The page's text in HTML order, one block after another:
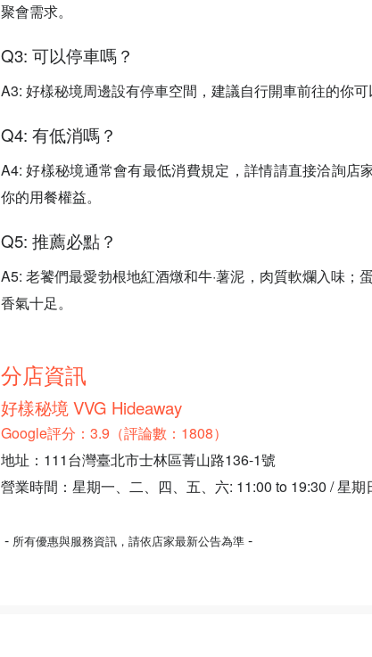
聚會需求。
Q3: 可以停車嗎？
A3: 好樣秘境周邊設有停車空間，建議自行開車前往的你可
Q4: 有低消嗎？
A4: 好樣秘境通常會有最低消費規定，詳情請直接洽詢店
你的用餐權益。
Q5: 推薦必點？
A5: 老饕們最愛勃根地紅酒燉和牛·薯泥，肉質軟爛入味；
香氣十足。
分店資訊
好樣秘境 VVG Hideaway
Google評分：3.9（評論數：1808）
地址：111台灣臺北市士林區菁山路136-1號
營業時間：星期一、二、四、五、六: 11:00 to 19:30 / 星期
- 所有優惠與服務資訊，請依店家最新公告為準 -